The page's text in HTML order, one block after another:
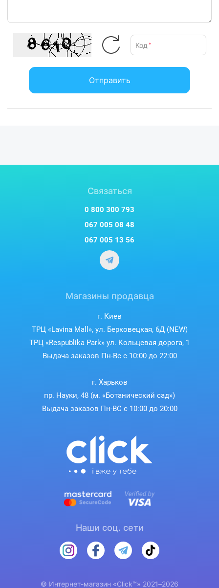
Код *
Отправить
Связаться
0 800 300 793
067 005 08 48
067 005 13 56
Магазины продавца
г. Киев
ТРЦ «Lavina Mall», ул. Берковецкая, 6Д (NEW)
ТРЦ «Respublika Park» ул. Кольцевая дорога, 1
Выдача заказов Пн-Вс с 10:00 до 22:00
г. Харьков
пр. Науки, 48 (м. «Ботанический сад»)
Выдача заказов Пн-ВС с 10:00 до 20:00
Наши соц. сети
© Интернет-магазин «Click™» 2021–2026